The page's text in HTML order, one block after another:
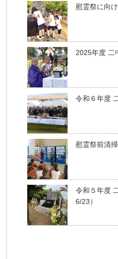
慰霊祭に向
2025年度 二
令和６年度
慰霊祭前清
令和５年度
6/23）